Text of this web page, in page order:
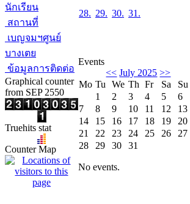
นักเรียน
สถานที่
เบญจมฯศูนย์
บางเตย
ข้อมูลการติดต่อ
Graphical counter
from SEP 2550
Truehits stat
Counter Map
28. 29. 30. 31.
Events
<< July 2025 >>
Mo Tu We Th Fr Sa
Su
1
2 3 4 5
6
7
8 9 10 11 12
13
14
15 16 17 18 19
20
21
22 23 24 25 26
27
28
29 30 31
No events.